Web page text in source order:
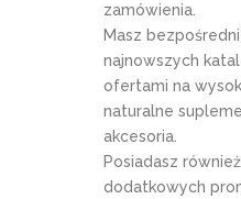
zamówienia.
Masz
najnowszych
ofertami na
naturalne
akcesoria.
Posiadasz
dodatkowych